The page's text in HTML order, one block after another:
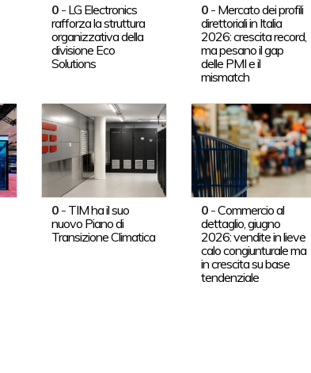
0- LG Electronics
rafforza la struttura
organizzativa della
divisione Eco
Solutions
0 - Mercato dei profili
direttoriali in Italia
2026: crescita record,
ma pesano il gap
delle PMI e il
mismatch
0- TIM ha il suo
nuovo Piano di
Transizione Climatica
0 -Commercio al
dettaglio, giugno
2026: vendite in lieve
calo congiunturale ma
in crescita su base
tendenziale